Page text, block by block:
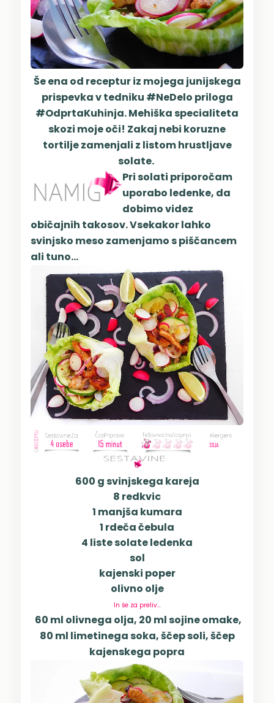
Še ena od receptur iz mojega junijskega
prispevka v tedniku #NeDelo priloga
#OdprtaKuhinja. Mehiška specialiteta
skozi moje oči! Zakaj nebi koruzne
tortilje zamenjali z listom hrustljave
solate.
Pri solati priporočam
uporabo ledenke, da
dobimo videz
običajnih takosov. Vsekakor lahko
svinjsko meso zamenjamo s piščancem
ali tuno...
600 g svinjskega kareja
8 redkvic
1 manjša kumara
1 rdeča čebula
4 liste solate ledenka
sol
kajenski poper
olivno olje
In še za preliv…
60 ml olivnega olja, 20 ml sojine omake,
80 ml limetinega soka, ščep soli, ščep
kajenskega popra